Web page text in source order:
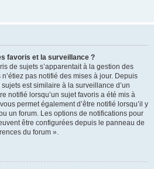
favoris et la surveillance ?
de sujets s’apparentait à la gestion des
pas notifié des mises à jour. Depuis
est similaire à la surveillance d’un
notifié lorsqu’un sujet favoris a été mis à
permet également d’être notifié lorsqu’il y
un forum. Les options de notifications pour
être configurées depuis le panneau de
du forum ».